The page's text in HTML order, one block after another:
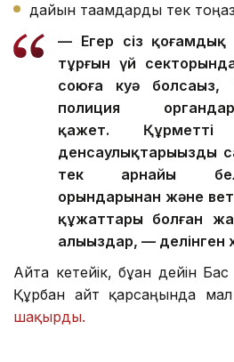
дайын тағамдарды тек
— Егер сіз
тұрғын үй
союға куә болсаңыз,
полиция
қажет.
денсаулықтарыңызды
тек арнайы
орындарынан және
құжаттары болған
алыңыздар, — делінген
Айта кетейік, бұған дейін
Құрбан айт қарсаңында мал
шақырды.